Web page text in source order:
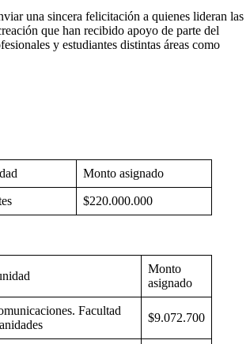
una sincera felicitación a quienes lideran las
que han recibido apoyo de parte del
y estudiantes distintas áreas como
Monto asignado
$220.000.000
Monto
asignado
Facultad
$9.072.700